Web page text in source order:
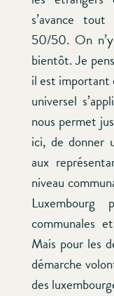
s’avance
50/50. On
bientôt. Je
il est important
universel
nous permet
ici, de donner
aux
niveau
communales
Mais pour les
démarche
des